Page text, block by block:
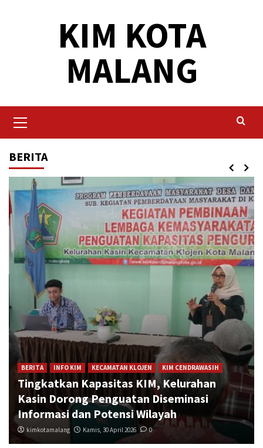
KIM KOTA
MALANG
Menu
BERITA
BERITA INFO KIM KECAMATAN KLOJEN KIM CENDRAWASIH
Tingkatkan Kapasitas KIM, Kelurahan
Kasin Dorong Penguatan Diseminasi
Informasi dan Potensi Wilayah
kimkotamalang Kamis, 30 April 2026 0